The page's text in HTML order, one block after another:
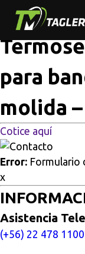
Multisitios
bandejas de
para
molida
Cotice aquí
Error: Formulario
x
Asistencia
(+56) 22 478 1100